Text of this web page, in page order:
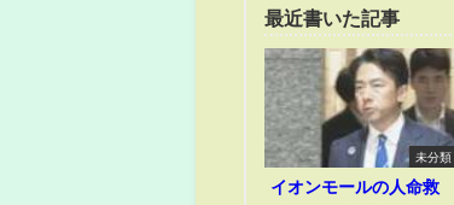
最近書いた記事
未分類
イオンモールの人命救